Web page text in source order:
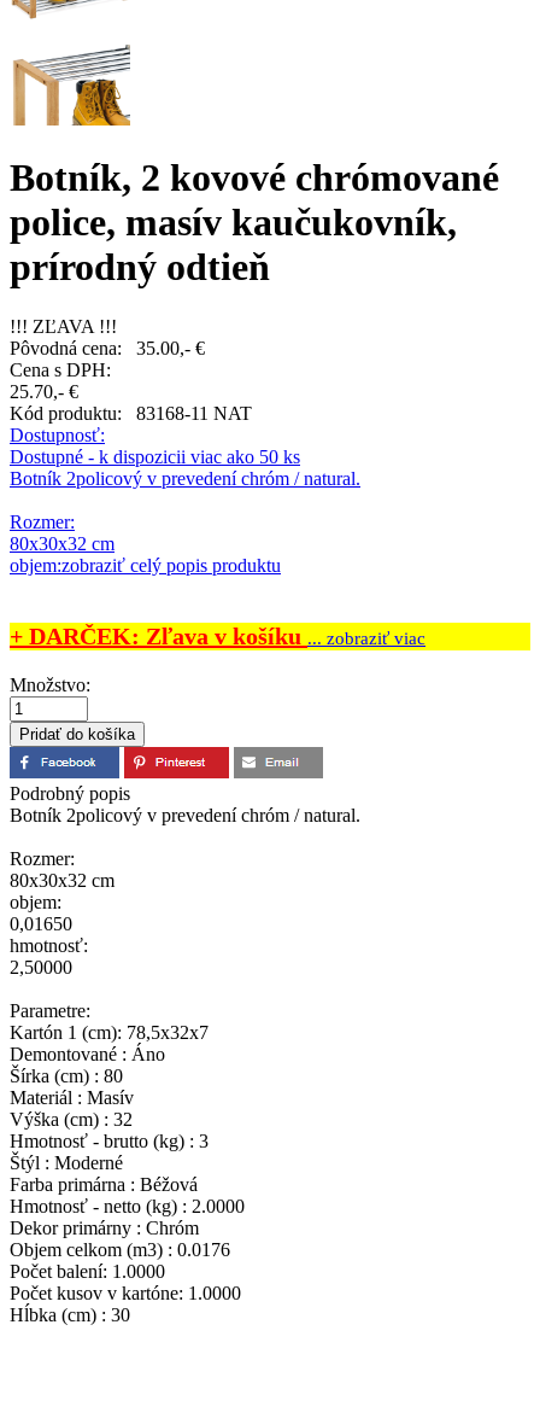
Botník, 2 kovové chrómované
police, masív kaučukovník,
prírodný odtieň
!!! ZĽAVA !!!
Pôvodná cena:
35.00,- €
Cena s DPH:
25.70,- €
Kód produktu: 83168-11 NAT
Dostupnosť:
Dostupné - k dispozicii viac ako 50 ks
Botník 2policový v prevedení chróm / natural.
Rozmer:
80x30x32 cm
objem:zobraziť celý popis produktu
+ DARČEK: Zľava v košíku ... zobraziť viac
Množstvo:
Podrobný popis
Botník 2policový v prevedení chróm / natural.
Rozmer:
80x30x32 cm
objem:
0,01650
hmotnosť:
2,50000
Parametre:
Kartón 1 (cm): 78,5x32x7
Demontované : Áno
Šírka (cm) : 80
Materiál : Masív
Výška (cm) : 32
Hmotnosť - brutto (kg) : 3
Štýl : Moderné
Farba primárna : Béžová
Hmotnosť - netto (kg) : 2.0000
Dekor primárny : Chróm
Objem celkom (m3) : 0.0176
Počet balení: 1.0000
Počet kusov v kartóne: 1.0000
Hĺbka (cm) : 30